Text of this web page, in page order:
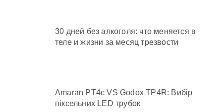
30 дней без алкоголя: что меняется в
теле и жизни за месяц трезвости
Amaran PT4c VS Godox TP4R: Вибір
піксельних LED трубок